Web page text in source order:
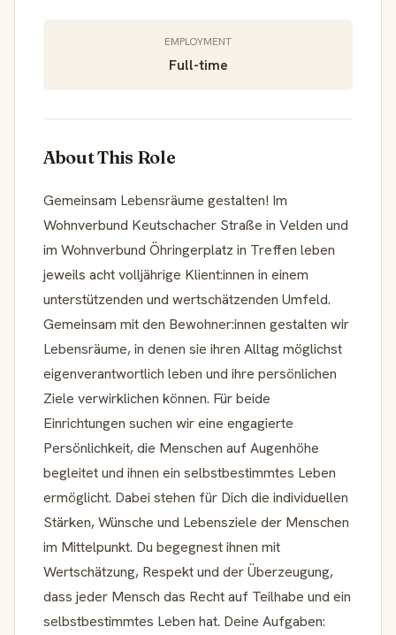
EMPLOYMENT
Full-time
About This Role
Gemeinsam Lebensräume gestalten! Im
Wohnverbund Keutschacher Straße in Velden und
im Wohnverbund Öhringerplatz in Treffen leben
jeweils acht volljährige Klient:innen in einem
unterstützenden und wertschätzenden Umfeld.
Gemeinsam mit den Bewohner:innen gestalten wir
Lebensräume, in denen sie ihren Alltag möglichst
eigenverantwortlich leben und ihre persönlichen
Ziele verwirklichen können. Für beide
Einrichtungen suchen wir eine engagierte
Persönlichkeit, die Menschen auf Augenhöhe
begleitet und ihnen ein selbstbestimmtes Leben
ermöglicht. Dabei stehen für Dich die individuellen
Stärken, Wünsche und Lebensziele der Menschen
im Mittelpunkt. Du begegnest ihnen mit
Wertschätzung, Respekt und der Überzeugung,
dass jeder Mensch das Recht auf Teilhabe und ein
selbstbestimmtes Leben hat. Deine Aufgaben: